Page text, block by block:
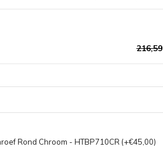
216,59
Rond Chroom - HTBP710CR (+€45,00)